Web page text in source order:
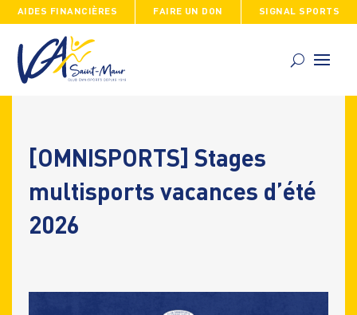
AIDES FINANCIÈRES FAIRE UN DON SIGNAL SPORTS
[OMNISPORTS] Stages
multisports vacances d’été
2026